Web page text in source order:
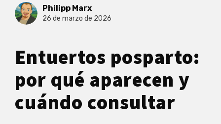
Philipp Marx
26 de marzo de 2026
Entuertos posparto:
por qué aparecen y
cuándo consultar